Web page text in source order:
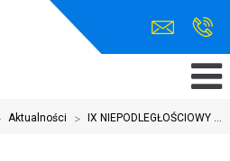
Aktualności > IX NIEPODLEGŁOŚCIOWY ...